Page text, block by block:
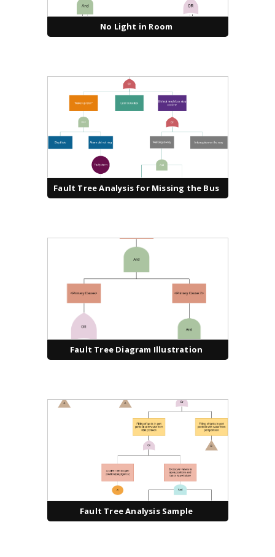
No Light in Room
Fault Tree Analysis for Missing the Bus
Fault Tree Diagram Illustration
Fault Tree Analysis Sample